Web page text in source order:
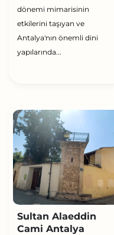
dönemi mimarisinin
etkilerini taşıyan ve
Antalya'nın önemli dini
yapılarında...
Sultan Alaeddin
Cami Antalya